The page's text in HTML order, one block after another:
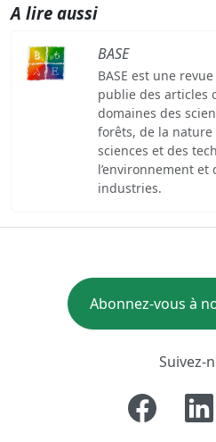
A lire aussi
BASE
BASE est une
publie des articles
domaines des
forêts, de la nature
sciences et des
l’environnement
industries.
Abonnez-vous à
Suivez-